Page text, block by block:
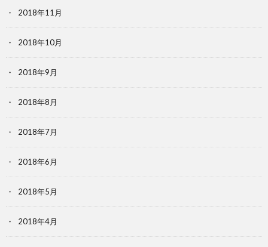
2018年11月
2018年10月
2018年9月
2018年8月
2018年7月
2018年6月
2018年5月
2018年4月